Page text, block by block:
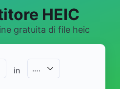
HEIC
gratuita di file heic
in .…